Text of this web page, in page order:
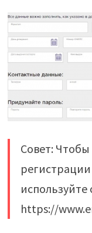
Совет:
используйте
https://